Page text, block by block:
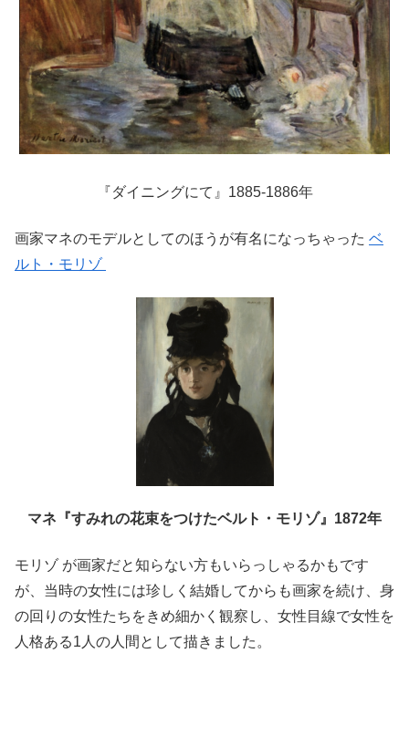
『ダイニングにて』1885-1886年
画家マネのモデルとしてのほうが有名になっちゃった ベ
ルト・モリゾ
マネ『すみれの花束をつけたベルト・モリゾ』1872年
モリゾ が画家だと知らない方もいらっしゃるかもです
が、当時の女性には珍しく結婚してからも画家を続け、身
の回りの女性たちをきめ細かく観察し、女性目線で女性を
人格ある1人の人間として描きました。